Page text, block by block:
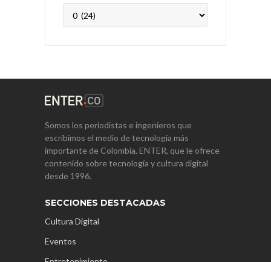
Somos los periodistas e ingenieros que
escribimos el medio de tecnología más
importante de Colombia, ENTER, que le ofrece
contenido sobre tecnología y cultura digital
desde 1996.
SECCIONES DESTACADAS
Cultura Digital
Eventos